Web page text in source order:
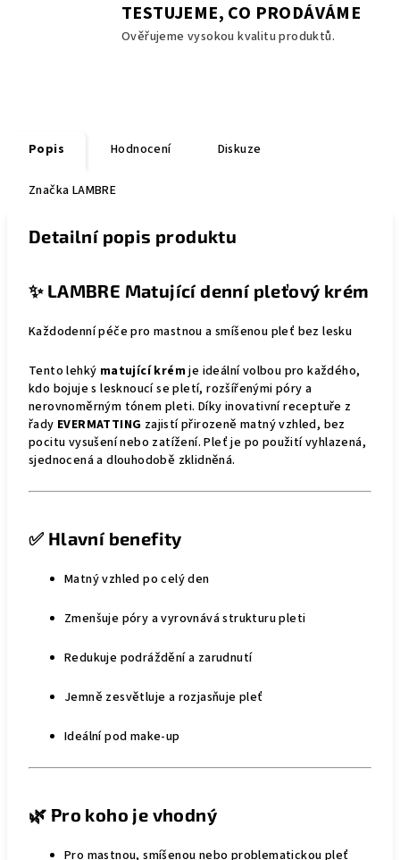
TESTUJEME, CO PRODÁVÁME
Ověřujeme vysokou kvalitu produktů.
Popis Hodnocení Diskuze
Značka LAMBRE
Detailní popis produktu
✨ LAMBRE Matující denní pleťový krém
Každodenní péče pro mastnou a smíšenou pleť bez lesku
Tento lehký matující krémje ideální volbou pro každého,
kdo bojuje s lesknoucí se pletí, rozšířenými póry a
nerovnoměrným tónem pleti. Díky inovativní receptuře z
řady EVERMATTING zajistí přirozeně matný vzhled, bez
pocitu vysušení nebo zatížení. Pleť je po použití vyhlazená,
sjednocená a dlouhodobě zklidněná.
✅ Hlavní benefity
Matný vzhled po celý den
Zmenšuje póry a vyrovnává strukturu pleti
Redukuje podráždění a zarudnutí
Jemně zesvětluje a rozjasňuje pleť
Ideální pod make-up
🌿 Pro koho je vhodný
Pro mastnou, smíšenou nebo problematickou pleť